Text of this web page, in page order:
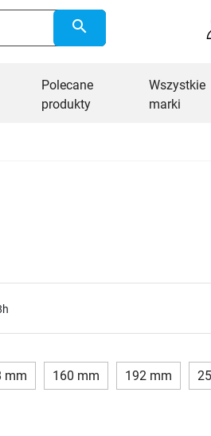
search
Polecane
produkty
Wszystkie
marki
mm 160 mm 192 mm